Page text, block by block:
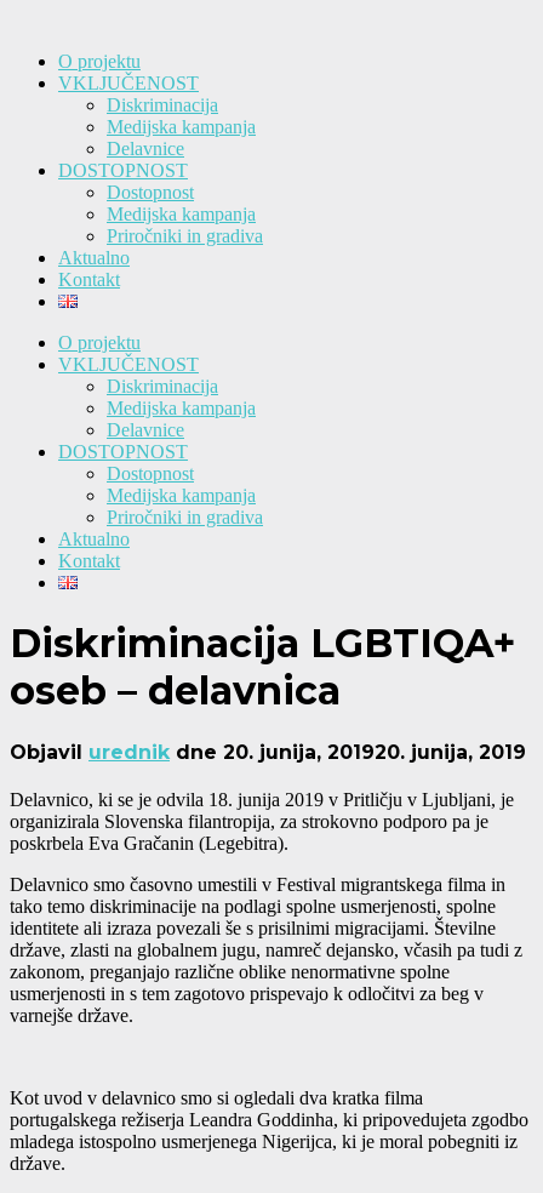
O projektu
VKLJUČENOST
Diskriminacija
Medijska kampanja
Delavnice
DOSTOPNOST
Dostopnost
Medijska kampanja
Priročniki in gradiva
Aktualno
Kontakt
O projektu
VKLJUČENOST
Diskriminacija
Medijska kampanja
Delavnice
DOSTOPNOST
Dostopnost
Medijska kampanja
Priročniki in gradiva
Aktualno
Kontakt
Diskriminacija LGBTIQA+
oseb – delavnica
Objavil urednikdne 20. junija, 201920. junija, 2019
Delavnico, ki se je odvila 18. junija 2019 v Pritličju v Ljubljani, je
organizirala Slovenska filantropija, za strokovno podporo pa je
poskrbela Eva Gračanin (Legebitra).
Delavnico smo časovno umestili v Festival migrantskega filma in
tako temo diskriminacije na podlagi spolne usmerjenosti, spolne
identitete ali izraza povezali še s prisilnimi migracijami. Številne
države, zlasti na globalnem jugu, namreč dejansko, včasih pa tudi z
zakonom, preganjajo različne oblike nenormativne spolne
usmerjenosti in s tem zagotovo prispevajo k odločitvi za beg v
varnejše države.
Kot uvod v delavnico smo si ogledali dva kratka filma
portugalskega režiserja Leandra Goddinha, ki pripovedujeta zgodbo
mladega istospolno usmerjenega Nigerijca, ki je moral pobegniti iz
države.